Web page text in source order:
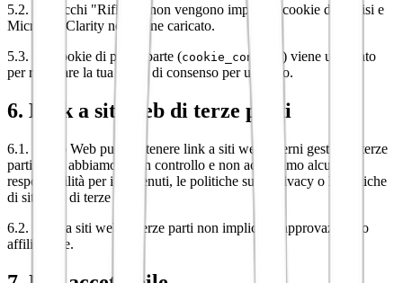
5.2. Se clicchi "Rifiuta", non vengono impostati cookie di analisi e
Microsoft Clarity non viene caricato.
5.3. Un cookie di prima parte (cookie_consent ) viene utilizzato
per ricordare la tua scelta di consenso per un anno.
6. Link a siti web di terze parti
6.1. Il Sito Web può contenere link a siti web esterni gestiti da terze
parti. Non abbiamo alcun controllo e non accettiamo alcuna
responsabilità per i contenuti, le politiche sulla privacy o le pratiche
di siti web di terze parti.
6.2. I link a siti web di terze parti non implicano approvazione o
affiliazione.